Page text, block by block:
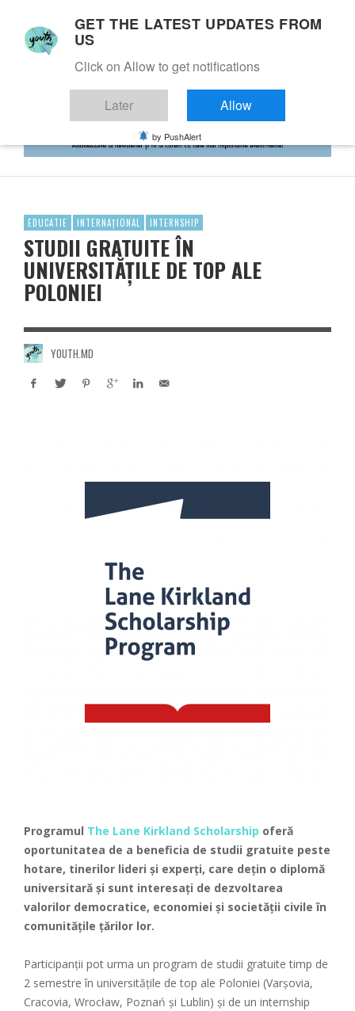
EDUCATIE INTERNAȚIONAL INTERNSHIP
STUDII GRATUITE ÎN
UNIVERSITĂȚILE DE TOP ALE
POLONIEI
YOUTH.MD
Programul The Lane Kirkland Scholarship oferă
oportunitatea de a beneficia de studii gratuite peste
hotare, tinerilor lideri și experți, care dețin o diplomă
universitară și sunt interesați de dezvoltarea
valorilor democratice, economiei și societății civile în
comunitățile țărilor lor.
Participanții pot urma un program de studii gratuite timp de
2 semestre în universitățile de top ale Poloniei (Varșovia,
Cracovia, Wrocław, Poznań și Lublin) și de un internship
GET THE LATEST UPDATES FROM
US
Click on Allow to get notifications
Later Allow
by PushAlert